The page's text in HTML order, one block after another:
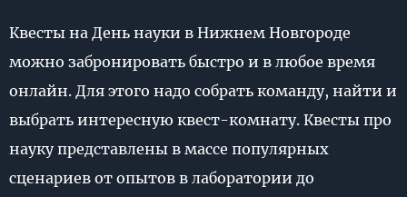
Квесты на День науки в Нижнем Новгороде
можно забронировать быстро и в любое время
онлайн. Для этого надо собрать команду, найти и
выбрать интересную квест-комнату. Квесты про
науку представлены в массе популярных
сценариев от опытов в лаборатории до